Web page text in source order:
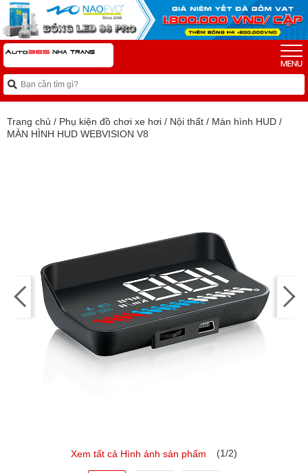
Trang chủ / Phụ kiện đồ chơi xe hơi / Nội thất / Màn hình HUD /
MÀN HÌNH HUD WEBVISION V8
Xem tất cả Hình ảnh sản phẩm (1/2)